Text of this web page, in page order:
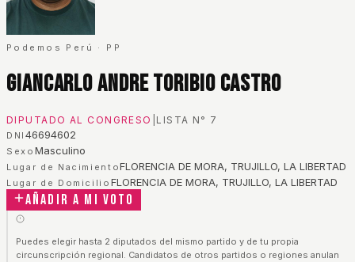
Podemos Perú · PP
Giancarlo Andre Toribio Castro
DIPUTADO AL CONGRESO LISTA N° 7
DNI 46694602
Sexo Masculino
Lugar de NacimientoFLORENCIA DE MORA, TRUJILLO, LA LIBERTAD
Lugar de Domicilio FLORENCIA DE MORA, TRUJILLO, LA LIBERTAD
Añadir a mi voto
Puedes elegir hasta 2 diputados del mismo partido y de tu propia
circunscripción regional. Candidatos de otros partidos o regiones anulan